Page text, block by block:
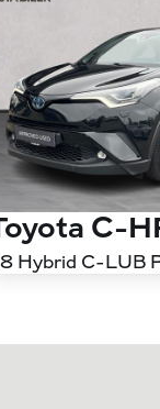
C-